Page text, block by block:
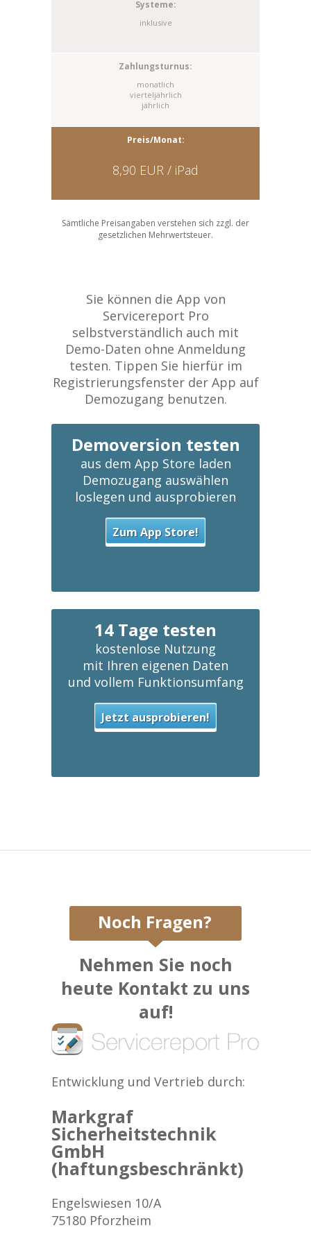
inklusive
monatlich
vierteljährlich
jährlich
8,90 EUR / iPad
Sämtliche Preisangaben verstehen sich zzgl. der
gesetzlichen Mehrwertsteuer.
Sie können die App von
Servicereport Pro
selbstverständlich auch mit
Demo-Daten ohne Anmeldung
testen. Tippen Sie hierfür im
Registrierungsfenster der App auf
Demozugang benutzen.
Demoversion testen
aus dem App Store laden
Demozugang auswählen
loslegen und ausprobieren
Zum App Store!
14 Tage testen
kostenlose Nutzung
mit Ihren eigenen Daten
und vollem Funktionsumfang
Jetzt ausprobieren!
Noch Fragen?
Nehmen Sie noch
heute Kontakt zu uns
auf!
Entwicklung und Vertrieb durch:
Markgraf
Sicherheitstechnik
GmbH
(haftungsbeschränkt)
Engelswiesen 10/A
75180 Pforzheim